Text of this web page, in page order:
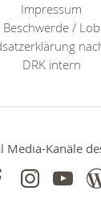
Impressum
Beschwerde / Lob
DRK intern
Media-Kanäle